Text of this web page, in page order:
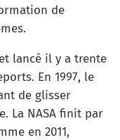
de
lancé il y a trente
En 1997, le
de glisser
La NASA finit par
en 2011,